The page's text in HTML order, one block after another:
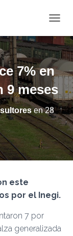
A
M
B
I
A
R
M
O
D
O
E
N
A
G
A
Ó
7% en
9 meses
en28
este
por el Inegi.
7 por
generalizada